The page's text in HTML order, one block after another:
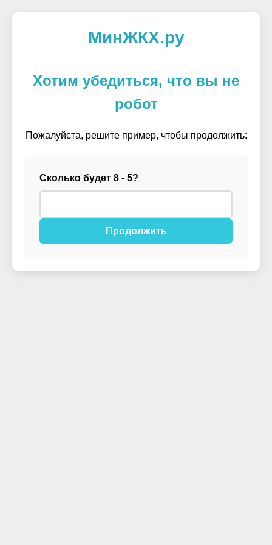
МинЖКХ.ру
Хотим убедиться, что вы не
робот
Пожалуйста, решите пример, чтобы продолжить:
Сколько будет 8 - 5?
Продолжить